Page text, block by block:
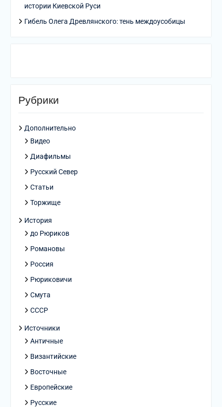
истории Киевской Руси
Гибель Олега Древлянского: тень междоусобицы
Рубрики
Дополнительно
Видео
Диафильмы
Русский Север
Статьи
Торжище
История
до Рюриков
Романовы
Россия
Рюриковичи
Смута
СССР
Источники
Античные
Византийские
Восточные
Европейские
Русские